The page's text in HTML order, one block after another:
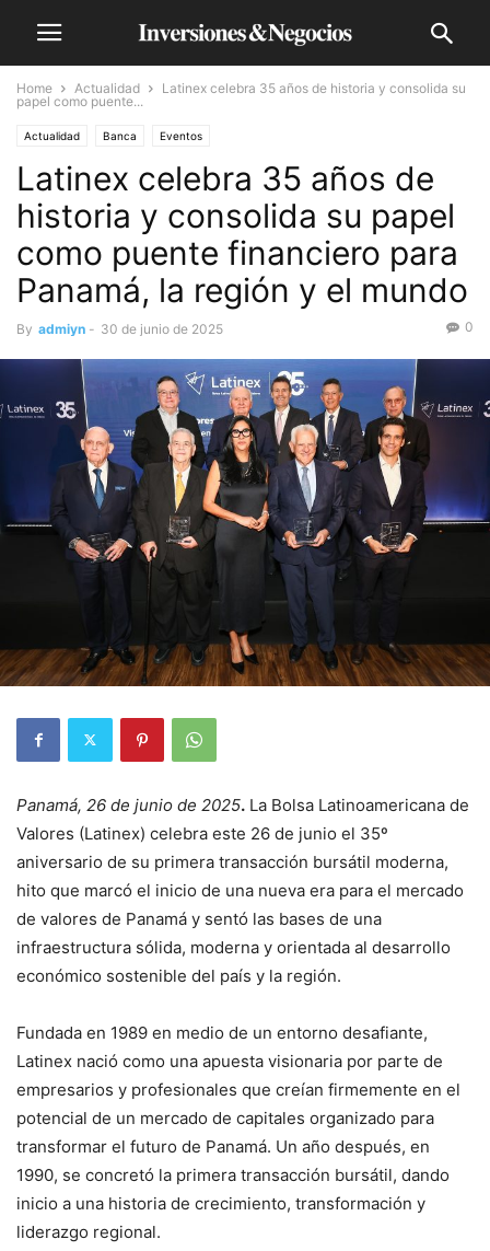
Home Actualidad
Latinex celebra 35 años de historia y consolida su
papel como puente...
Actualidad Banca Eventos
Latinex celebra 35 años de
historia y consolida su papel
como puente financiero para
Panamá, la región y el mundo
By admiyn - 30 de junio de 2025 0
Panamá, 26 de junio de 2025. La Bolsa Latinoamericana de
Valores (Latinex) celebra este 26 de junio el 35º
aniversario de su primera transacción bursátil moderna,
hito que marcó el inicio de una nueva era para el mercado
de valores de Panamá y sentó las bases de una
infraestructura sólida, moderna y orientada al desarrollo
económico sostenible del país y la región.
Fundada en 1989 en medio de un entorno desafiante,
Latinex nació como una apuesta visionaria por parte de
empresarios y profesionales que creían firmemente en el
potencial de un mercado de capitales organizado para
transformar el futuro de Panamá. Un año después, en
1990, se concretó la primera transacción bursátil, dando
inicio a una historia de crecimiento, transformación y
liderazgo regional.